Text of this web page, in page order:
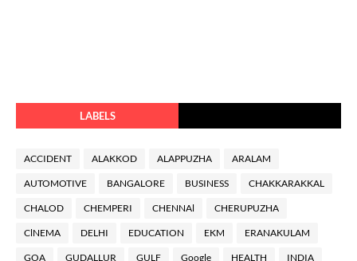
LABELS
ACCIDENT ALAKKOD ALAPPUZHA ARALAM
AUTOMOTIVE BANGALORE BUSINESS CHAKKARAKKAL
CHALOD CHEMPERI CHENNAl CHERUPUZHA
ClNEMA DELHI EDUCATION EKM ERANAKULAM
GOA GUDALLUR GULF Google HEALTH INDIA